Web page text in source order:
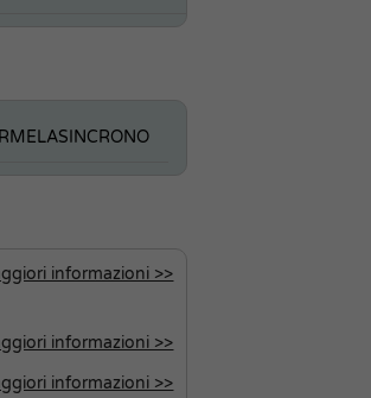
informazioni >>
informazioni >>
informazioni >>